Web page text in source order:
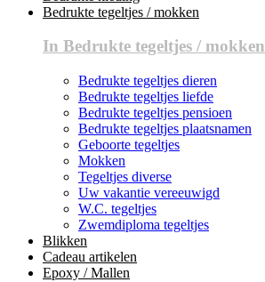
Bedrukte tegeltjes / mokken
In Bedrukte tegeltjes / mokken
Bedrukte tegeltjes dieren
Bedrukte tegeltjes liefde
Bedrukte tegeltjes pensioen
Bedrukte tegeltjes plaatsnamen
Geboorte tegeltjes
Mokken
Tegeltjes diverse
Uw vakantie vereeuwigd
W.C. tegeltjes
Zwemdiploma tegeltjes
Blikken
Cadeau artikelen
Epoxy / Mallen